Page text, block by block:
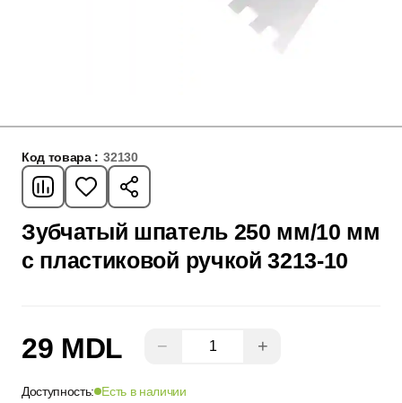
Код товара : 32130
Зубчатый шпатель 250 мм/10 мм
с пластиковой ручкой 3213-10
29 MDL − +
Доступность: Есть в наличии